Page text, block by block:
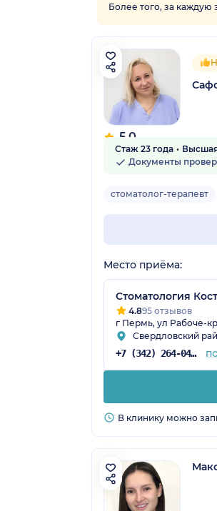
Более того, за каждую
5.0
6 отзывов
Стаж 23 года
Документы
стоматолог-терапевт
Место приёма:
Стоматология
4.895 отзывов
г Пермь, ул Рабоче-
Свердловский
+7 (342) 264-04-75
В клинику можно